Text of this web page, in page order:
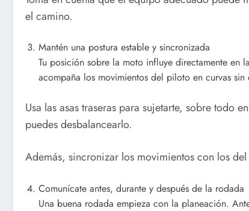
el camino.
Mantén una postura estable y sincronizada
Tu posición sobre la moto influye directamente
acompaña los movimientos del piloto en curvas
Usa las asas traseras para sujetarte, sobre todo
puedes desbalancearlo.
Además, sincronizar los movimientos con los
Comunícate antes, durante y después de la rodada
Una buena rodada empieza con la planeación.